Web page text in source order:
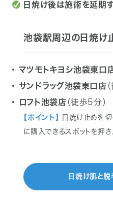
日焼け後は施術を延期
池袋駅周辺の日焼け
・ マツモトキヨシ池袋東口
・ サンドラッグ池袋東口店
・ ロフト池袋店 （徒歩5分）
【ポイント】
日焼け止めを切
に購入できるスポットを押さ
日焼け肌と